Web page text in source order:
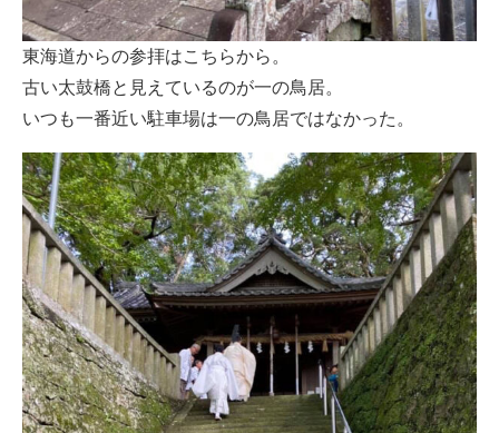
東海道からの参拝はこちらから。
古い太鼓橋と見えているのが一の鳥居。
いつも一番近い駐車場は一の鳥居ではなかった。